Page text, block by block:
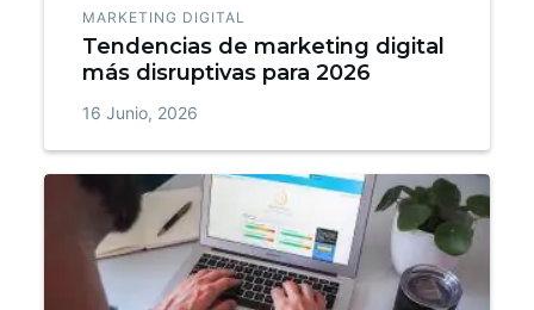
MARKETING DIGITAL
Tendencias de marketing digital
más disruptivas para 2026
16 Junio, 2026